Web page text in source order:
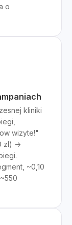
o
kliniki
wizyte!"
zl) ->
~0,10